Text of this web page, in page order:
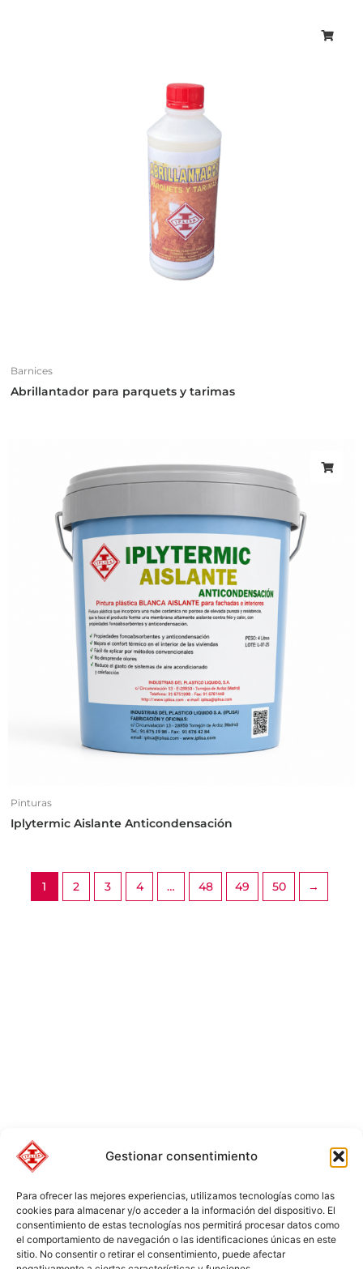
Gestionar consentimiento
Para ofrecer las mejores experiencias, utilizamos tecnologías como las
cookies para almacenar y/o acceder a la información del dispositivo. El
consentimiento de estas tecnologías nos permitirá procesar datos como
el comportamiento de navegación o las identificaciones únicas en este
sitio. No consentir o retirar el consentimiento, puede afectar
Barnices
Abrillantador para parquets y tarimas
Pinturas
Iplytermic Aislante Anticondensación
1 2 3 4 … 48 49 50 →